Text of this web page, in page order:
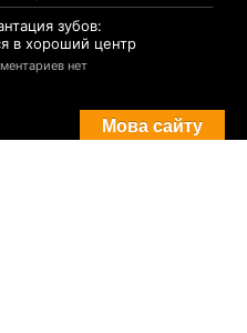
з ремонту та
техніки
нет
Мова сайту